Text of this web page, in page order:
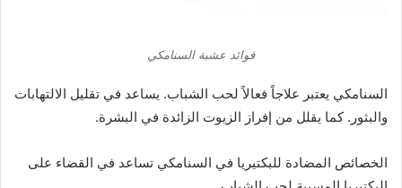
فوائد عشبة السنامكي
السنامكي يعتبر علاجاً فعالاً لحب الشباب. يساعد في تقليل الالتهابات
والبثور. كما يقلل من إفراز الزيوت الزائدة في البشرة.
الخصائص المضادة للبكتيريا في السنامكي تساعد في القضاء على